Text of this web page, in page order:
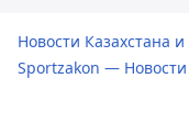
Новости Казахстана
Sportzakon — Новости